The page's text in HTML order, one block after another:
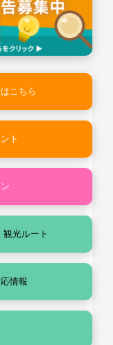
こちら
ト
光ルート
情報